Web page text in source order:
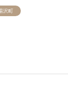
沢町